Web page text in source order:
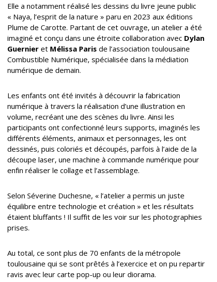
Elle a notamment réalisé les dessins du livre jeune public
« Naya, l’esprit de la nature » paru en 2023 aux éditions
Plume de Carotte. Partant de cet ouvrage, un atelier a été
imaginé et conçu dans une étroite collaboration avec Dylan
Guernier et Mélissa Paris de l’association toulousaine
Combustible Numérique, spécialisée dans la médiation
numérique de demain.
Les enfants ont été invités à découvrir la fabrication
numérique à travers la réalisation d’une illustration en
volume, recréant une des scènes du livre. Ainsi les
participants ont confectionné leurs supports, imaginés les
différents éléments, animaux et personnages, les ont
dessinés, puis coloriés et découpés, parfois à l’aide de la
découpe laser, une machine à commande numérique pour
enfin réaliser le collage et l’assemblage.
Selon Séverine Duchesne, « l’atelier a permis un juste
équilibre entre technologie et création » et les résultats
étaient bluffants ! Il suffit de les voir sur les photographies
prises.
Au total, ce sont plus de 70 enfants de la métropole
toulousaine qui se sont prêtés à l’exercice et on pu repartir
ravis avec leur carte pop-up ou leur diorama.